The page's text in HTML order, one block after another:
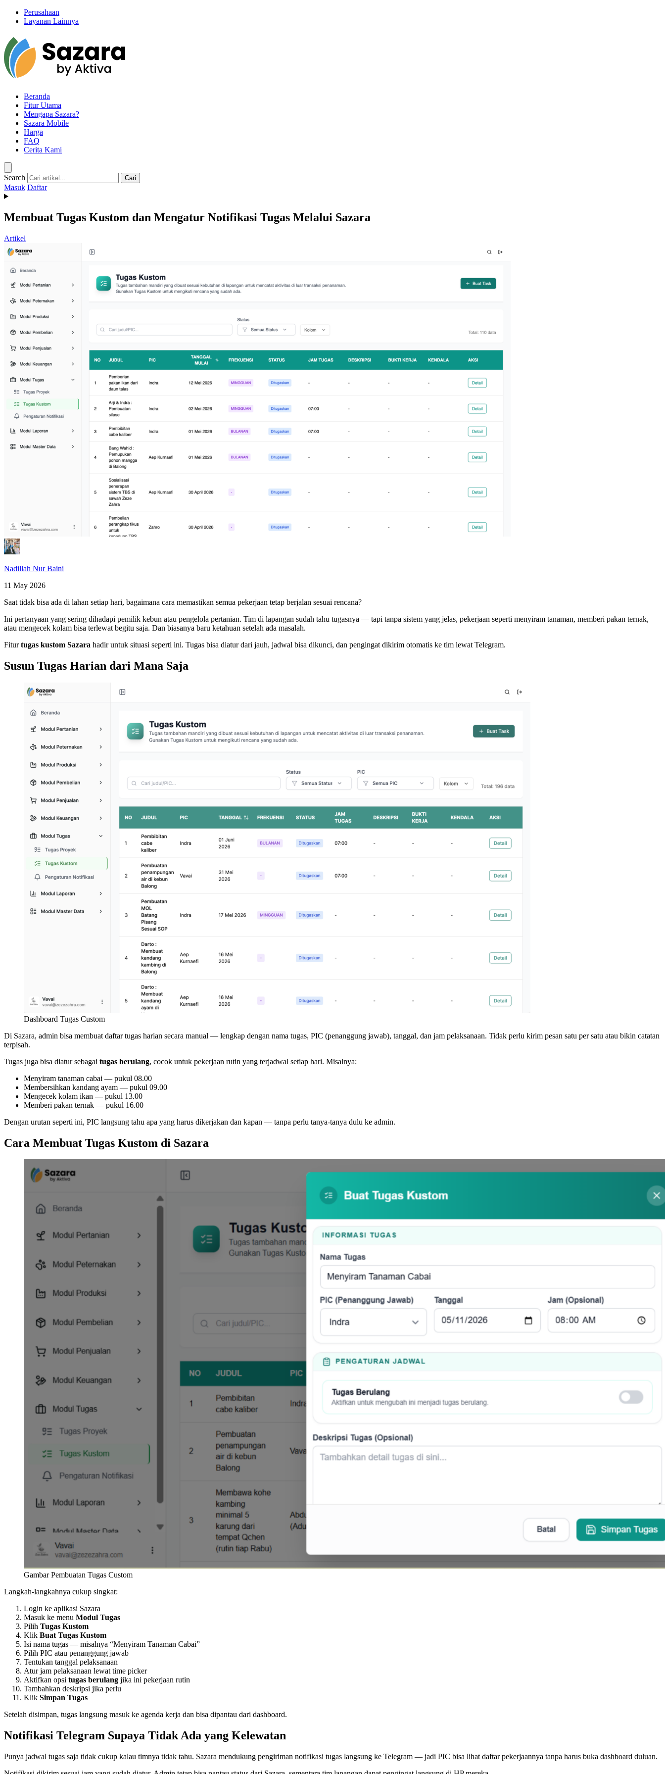
Perusahaan
Layanan Lainnya
Beranda
Fitur Utama
Mengapa Sazara?
Sazara Mobile
Harga
FAQ
Cerita Kami
Search Cari
Masuk Daftar
Membuat Tugas Kustom dan Mengatur Notifikasi Tugas Melalui Sazara
Artikel
Nadillah Nur Baini
11 May 2026
Saat tidak bisa ada di lahan setiap hari, bagaimana cara memastikan semua pekerjaan tetap berjalan sesuai rencana?
Ini pertanyaan yang sering dihadapi pemilik kebun atau pengelola pertanian. Tim di lapangan sudah tahu tugasnya — tapi tanpa sistem yang jelas, pekerjaan seperti menyiram tanaman, memberi pakan ternak,
atau mengecek kolam bisa terlewat begitu saja. Dan biasanya baru ketahuan setelah ada masalah.
Fiturtugas kustom Sazara hadir untuk situasi seperti ini. Tugas bisa diatur dari jauh, jadwal bisa dikunci, dan pengingat dikirim otomatis ke tim lewat Telegram.
Susun Tugas Harian dari Mana Saja
Dashboard Tugas Custom
Di Sazara, admin bisa membuat daftar tugas harian secara manual — lengkap dengan nama tugas, PIC (penanggung jawab), tanggal, dan jam pelaksanaan. Tidak perlu kirim pesan satu per satu atau bikin catatan
terpisah.
Tugas juga bisa diatur sebagai tugas berulang, cocok untuk pekerjaan rutin yang terjadwal setiap hari. Misalnya:
Menyiram tanaman cabai — pukul 08.00
Membersihkan kandang ayam — pukul 09.00
Mengecek kolam ikan — pukul 13.00
Memberi pakan ternak — pukul 16.00
Dengan urutan seperti ini, PIC langsung tahu apa yang harus dikerjakan dan kapan — tanpa perlu tanya-tanya dulu ke admin.
Cara Membuat Tugas Kustom di Sazara
Gambar Pembuatan Tugas Custom
Langkah-langkahnya cukup singkat:
Login ke aplikasi Sazara
Masuk ke menu Modul Tugas
Pilih Tugas Kustom
Klik Buat Tugas Kustom
Isi nama tugas — misalnya “Menyiram Tanaman Cabai”
Pilih PIC atau penanggung jawab
Tentukan tanggal pelaksanaan
Atur jam pelaksanaan lewat time picker
Aktifkan opsi tugas berulang jika ini pekerjaan rutin
Tambahkan deskripsi jika perlu
Klik Simpan Tugas
Setelah disimpan, tugas langsung masuk ke agenda kerja dan bisa dipantau dari dashboard.
Notifikasi Telegram Supaya Tidak Ada yang Kelewatan
Punya jadwal tugas saja tidak cukup kalau timnya tidak tahu. Sazara mendukung pengiriman notifikasi tugas langsung ke Telegram — jadi PIC bisa lihat daftar pekerjaannya tanpa harus buka dashboard duluan.